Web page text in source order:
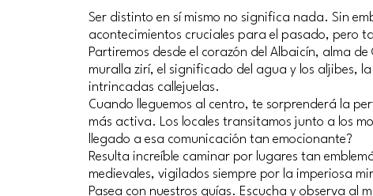
Ser distinto en sí mismo no significa nada. Sin
acontecimientos cruciales para el pasado, pero
Partiremos desde el corazón del Albaicín, alma
muralla zirí, el significado del agua y los aljibes,
intrincadas callejuelas.
Cuando lleguemos al centro, te sorprenderá la
más activa. Los locales transitamos junto a los
llegado a esa comunicación tan emocionante?
Resulta increíble caminar por lugares tan
medievales, vigilados siempre por la imperiosa
Pasea con nuestros guías. Escucha y observa